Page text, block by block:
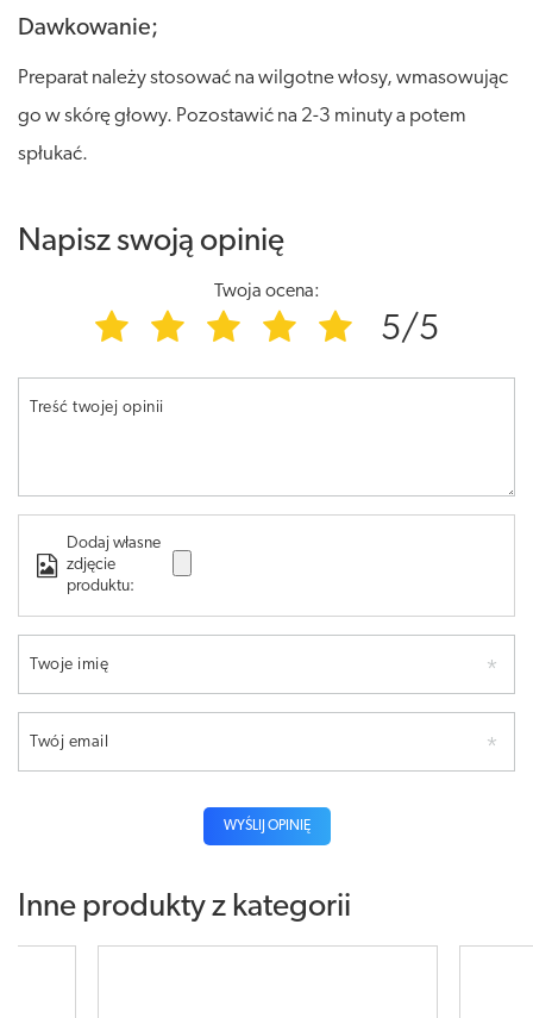
Dawkowanie;
Preparat należy stosować na wilgotne włosy, wmasowując
go w skórę głowy. Pozostawić na 2-3 minuty a potem
spłukać.
Napisz swoją opinię
Twoja ocena:
5/5
Treść twojej opinii
Dodaj własne
zdjęcie
produktu:
Twoje imię
Twój email
WYŚLIJ OPINIĘ
Inne produkty z kategorii